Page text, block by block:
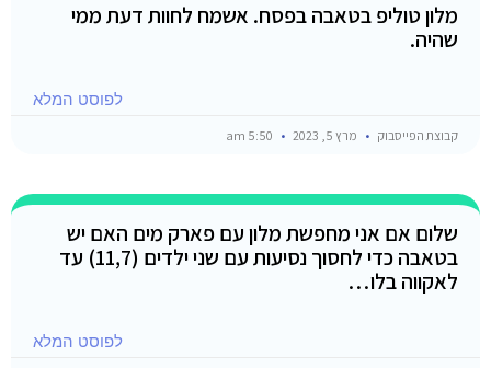
מלון טוליפ בטאבה בפסח. אשמח לחוות דעת ממי
שהיה.
לפוסט המלא
קבוצת הפייסבוק מרץ 5, 2023
שלום אם אני מחפשת מלון עם פארק מים האם יש
בטאבה כדי לחסוך נסיעות עם שני ילדים (11,7) עד
לאקווה בלו…
לפוסט המלא